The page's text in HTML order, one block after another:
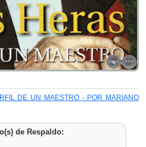
DE UN MAESTRO - POR MARIANO
de Respaldo: